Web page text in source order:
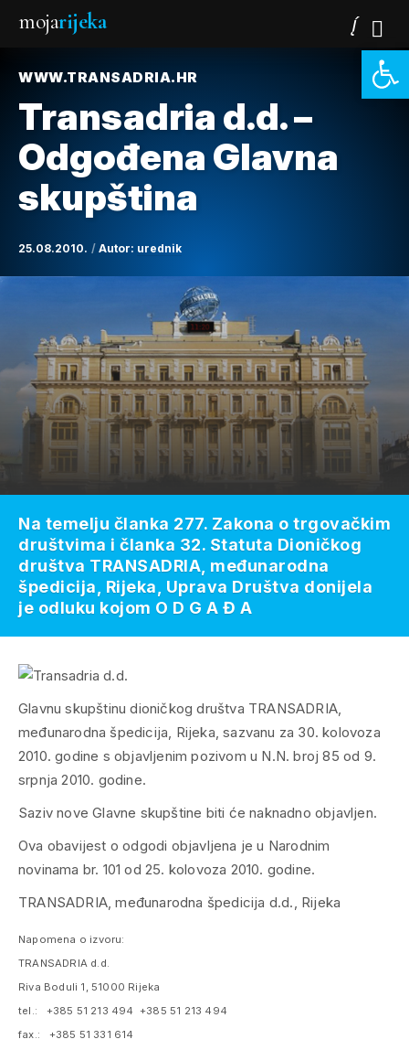
mojarijeka
WWW.TRANSADRIA.HR
Transadria d.d. –
Odgođena Glavna
skupština
25.08.2010. Autor: urednik
Glavnu skupštinu dioničkog društva TRANSADRIA,
međunarodna špedicija, Rijeka, sazvanu za 30. kolovoza
2010. godine s objavljenim pozivom u N.N. broj 85 od 9.
srpnja 2010. godine.
Saziv nove Glavne skupštine biti će naknadno objavljen.
Ova obavijest o odgodi objavljena je u Narodnim
novinama br. 101 od 25. kolovoza 2010. godine.
TRANSADRIA, međunarodna špedicija d.d., Rijeka
Napomena o izvoru:
TRANSADRIA d.d.
Riva Boduli 1, 51000 Rijeka
tel.: +385 51 213 494 +385 51 213 494
fax.: +385 51 331 614
Na temelju članka 277. Zakona o trgovačkim
društvima i članka 32. Statuta Dioničkog
društva TRANSADRIA, međunarodna
špedicija, Rijeka, Uprava Društva donijela
je odluku kojom O D G A Đ A